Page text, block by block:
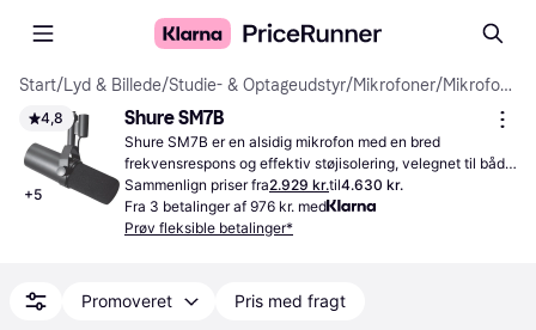
Start/Lyd & Billede/Studie- & Optageudstyr/Mikrofoner/ Mikrofoner
4,8
+5
Shure SM7B
Shure SM7B er en alsidig mikrofon med en bred
frekvensrespons og effektiv støjisolering, velegnet til både
vokaloptagelser og podcasting.
Sammenlign priser fra2.929 kr.til4.630 kr.
Fra 3 betalinger af 976 kr. med
Prøv fleksible betalinger*
Promoveret Pris med fragt